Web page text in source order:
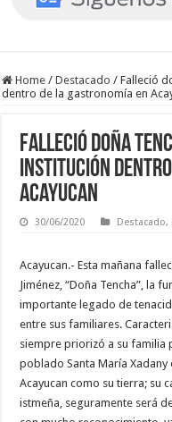
Home / Destacado / Falleció
dentro de la gastronomía en
Falleció doña
institución dentro
Acayucan
30/06/2020 Destacado,
Acayucan.- Esta mañana
Jiménez, “Doña Tencha”, la
importante legado de
entre sus familiares.
siempre priorizó a su familia
poblado Santa María Xadany
Acayucan como su tierra; su
istmeña, seguramente será